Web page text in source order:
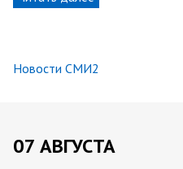
Новости СМИ2
07 АВГУСТА